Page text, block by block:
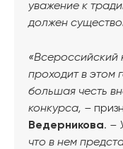
уважение к
должен
«Всероссийский
проходит в этом
большая честь
конкурса, –
Ведерникова. –
что в нем